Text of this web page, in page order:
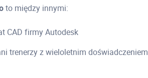
to między innymi:
CAD firmy Autodesk
trenerzy z wieloletnim doświadczeniem